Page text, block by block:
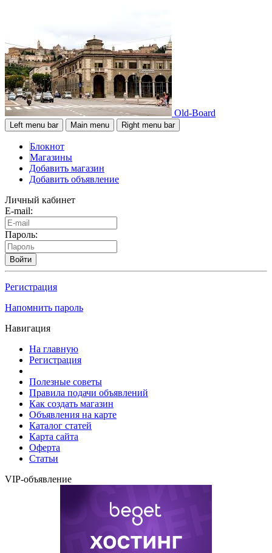
Old-Board
Left menu bar Main menu Right menu bar
Блокнот
Магазины
Добавить магазин
Добавить объявление
Личный кабинет
E-mail:
Пароль:
Войти
Регистрация
Напомнить пароль
Навигация
На главную
Регистрация
Полезные советы
Правила подачи объявлений
Как создать магазин
Объявления на карте
Каталог статей
Карта сайта
Оферта
Статьи
VIP-объявление